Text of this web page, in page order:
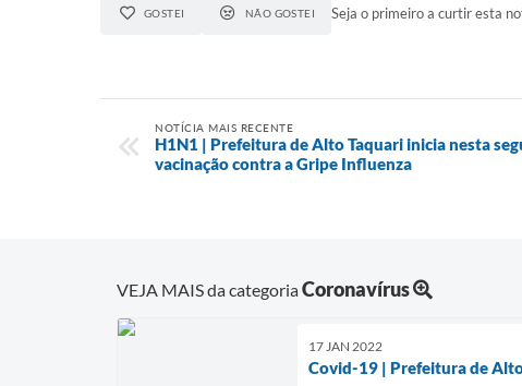
GOSTEI NÃO GOSTEI Seja o primeiro a curtir esta
NOTÍCIA MAIS RECENTE
H1N1 | Prefeitura de Alto Taquari inicia nesta
vacinação contra a Gripe Influenza
VEJA MAIS da categoriaCoronavírus
17 JAN 2022
Covid-19 | Prefeitura de